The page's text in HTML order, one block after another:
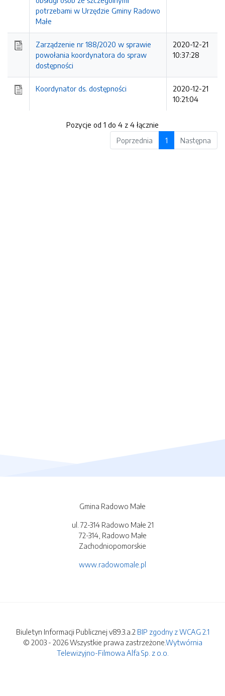
potrzebami w Urzędzie Gminy Radowo
Małe
Zarządzenie nr 188/2020 w sprawie
powołania koordynatora do spraw
dostępności
2020-12-21
10:37:28
Koordynator ds. dostępności
2020-12-21
10:21:04
Pozycje od 1 do 4 z 4 łącznie
Poprzednia
1 Następna
Gmina Radowo Małe
ul. 72-314 Radowo Małe 21
72-314, Radowo Małe
Zachodniopomorskie
www.radowomale.pl
Biuletyn Informacji Publicznej v89.3.a.2 BIP zgodny z WCAG 2.1
© 2003 - 2026 Wszystkie prawa zastrzeżone.Wytwórnia
Telewizyjno-Filmowa Alfa Sp. z o.o.